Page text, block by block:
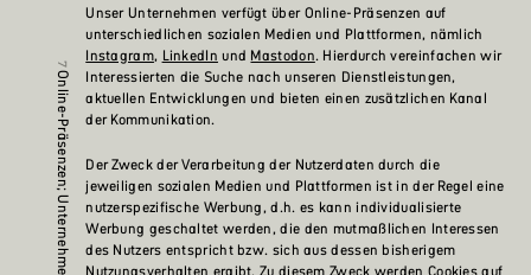
Unser Unternehmen verfügt über Online-Präsenzen auf
unterschiedlichen sozialen Medien und Plattformen, nämlich
Instagram, LinkedIn und Mastodon. Hierdurch vereinfachen wir
Interessierten die Suche nach unseren Dienstleistungen,
aktuellen Entwicklungen und bieten einen zusätzlichen Kanal
der Kommunikation.
Der Zweck der Verarbeitung der Nutzerdaten durch die
jeweiligen sozialen Medien und Plattformen ist in der Regel eine
nutzerspezifische Werbung, d.h. es kann individualisierte
Werbung geschaltet werden, die den mutmaßlichen Interessen
des Nutzers entspricht bzw. sich aus dessen bisherigem
Nutzungsverhalten ergibt. Zu diesem Zweck werden Cookies auf